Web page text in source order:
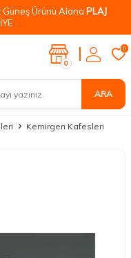
Güneş Ürünü Alana PLAJ
ARA
0
0
Kemirgen Kafesleri